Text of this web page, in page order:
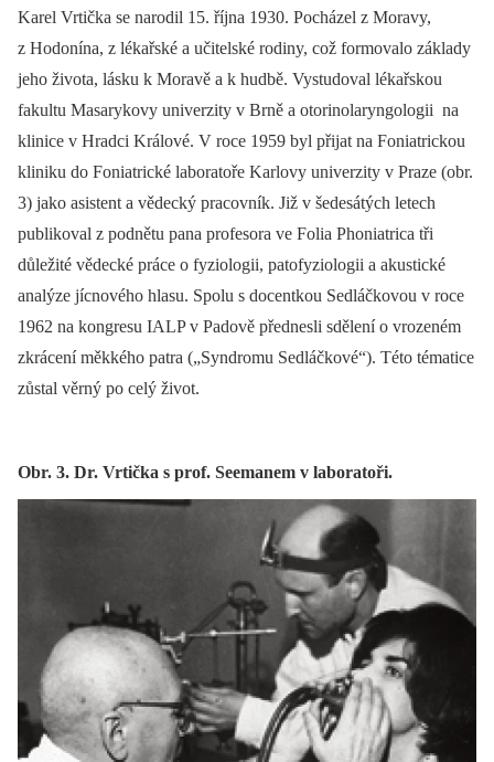
Karel Vrtička se narodil 15. října 1930. Pocházel z Moravy,
z Hodonína, z lékařské a učitelské rodiny, což formovalo základy
jeho života, lásku k Moravě a k hudbě. Vystudoval lékařskou
fakultu Masarykovy univerzity v Brně a otorinolaryngologii na
klinice v Hradci Králové. V roce 1959 byl přijat na Foniatrickou
kliniku do Foniatrické laboratoře Karlovy univerzity v Praze (obr.
3) jako asistent a vědecký pracovník. Již v šedesátých letech
publikoval z podnětu pana profesora ve Folia Phoniatrica tři
důležité vědecké práce o fyziologii, patofyziologii a akustické
analýze jícnového hlasu. Spolu s docentkou Sedláčkovou v roce
1962 na kongresu IALP v Padově přednesli sdělení o vrozeném
zkrácení měkkého patra („Syndromu Sedláčkové“). Této tématice
zůstal věrný po celý život.
Obr. 3. Dr. Vrtička s prof. Seemanem v laboratoři.